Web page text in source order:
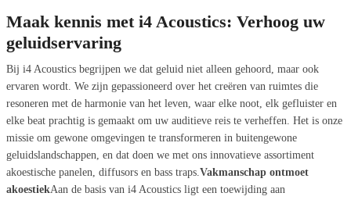
Maak kennis met i4 Acoustics: Verhoog uw
geluidservaring
Bij i4 Acoustics begrijpen we dat geluid niet alleen gehoord, maar ook
ervaren wordt. We zijn gepassioneerd over het creëren van ruimtes die
resoneren met de harmonie van het leven, waar elke noot, elk gefluister en
elke beat prachtig is gemaakt om uw auditieve reis te verheffen. Het is onze
missie om gewone omgevingen te transformeren in buitengewone
geluidslandschappen, en dat doen we met ons innovatieve assortiment
akoestische panelen, diffusors en bass traps.Vakmanschap ontmoet
akoestiekAan de basis van i4 Acoustics ligt een toewijding aan